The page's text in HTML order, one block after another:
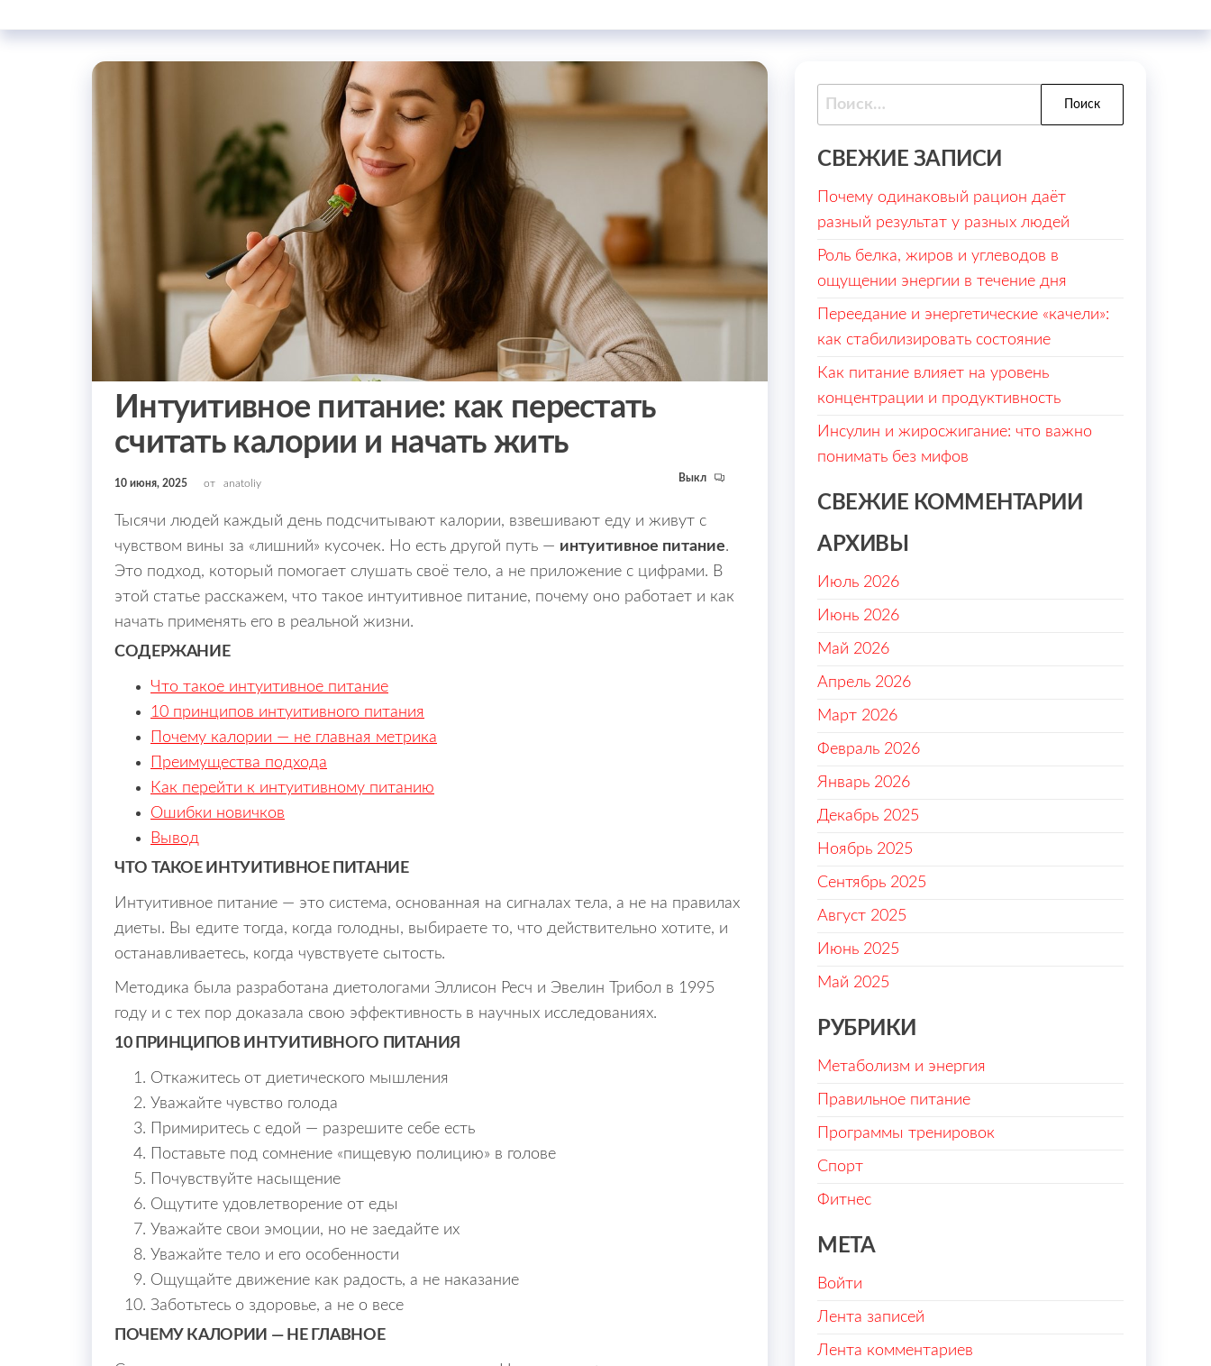
Интуитивное питание: как перестать
считать калории и начать жить
10 июня, 2025 от anatoliy Выкл
Тысячи людей каждый день подсчитывают калории, взвешивают еду и живут с
чувством вины за «лишний» кусочек. Но есть другой путь — интуитивное питание.
Это подход, который помогает слушать своё тело, а не приложение с цифрами. В
этой статье расскажем, что такое интуитивное питание, почему оно работает и как
начать применять его в реальной жизни.
СОДЕРЖАНИЕ
Что такое интуитивное питание
10 принципов интуитивного питания
Почему калории — не главная метрика
Преимущества подхода
Как перейти к интуитивному питанию
Ошибки новичков
Вывод
ЧТО ТАКОЕ ИНТУИТИВНОЕ ПИТАНИЕ
Интуитивное питание — это система, основанная на сигналах тела, а не на правилах
диеты. Вы едите тогда, когда голодны, выбираете то, что действительно хотите, и
останавливаетесь, когда чувствуете сытость.
Методика была разработана диетологами Эллисон Ресч и Эвелин Трибол в 1995
году и с тех пор доказала свою эффективность в научных исследованиях.
10 ПРИНЦИПОВ ИНТУИТИВНОГО ПИТАНИЯ
Откажитесь от диетического мышления
Уважайте чувство голода
Примиритесь с едой — разрешите себе есть
Поставьте под сомнение «пищевую полицию» в голове
Почувствуйте насыщение
Ощутите удовлетворение от еды
Уважайте свои эмоции, но не заедайте их
Уважайте тело и его особенности
Ощущайте движение как радость, а не наказание
Заботьтесь о здоровье, а не о весе
ПОЧЕМУ КАЛОРИИ — НЕ ГЛАВНОЕ
Найти:
СВЕЖИЕ ЗАПИСИ
Почему одинаковый рацион даёт
разный результат у разных людей
Роль белка, жиров и углеводов в
ощущении энергии в течение дня
Переедание и энергетические «качели»:
как стабилизировать состояние
Как питание влияет на уровень
концентрации и продуктивность
Инсулин и жиросжигание: что важно
понимать без мифов
СВЕЖИЕ КОММЕНТАРИИ
АРХИВЫ
Июль 2026
Июнь 2026
Май 2026
Апрель 2026
Март 2026
Февраль 2026
Январь 2026
Декабрь 2025
Ноябрь 2025
Сентябрь 2025
Август 2025
Июнь 2025
Май 2025
РУБРИКИ
Метаболизм и энергия
Правильное питание
Программы тренировок
Спорт
Фитнес
МЕТА
Войти
Лента записей
Лента комментариев